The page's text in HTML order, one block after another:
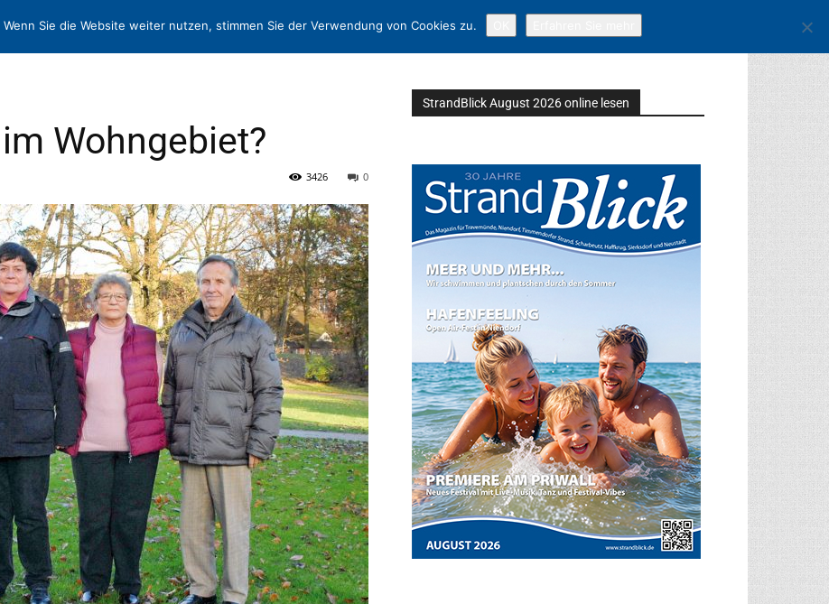
KONTAKT
Wohngebiet?
0
3426
StrandBlick August 2026 online lesen
Sie die Website weiter nutzen, stimmen Sie der Verwendung von Cookies zu.